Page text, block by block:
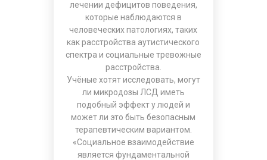
лечении дефицитов поведения,
которые наблюдаются в
человеческих патологиях, таких
как расстройства аутистического
спектра и социальные тревожные
расстройства.
Учёные хотят исследовать, могут
ли микродозы ЛСД иметь
подобный эффект у людей и
может ли это быть безопасным
терапевтическим вариантом.
«Социальное взаимодействие
является фундаментальной